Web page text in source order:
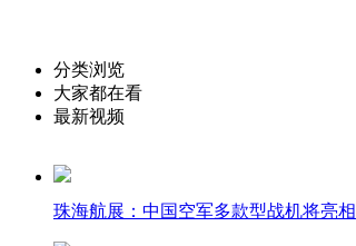
分类浏览
大家都在看
最新视频
珠海航展：中国空军多款型战机将亮相